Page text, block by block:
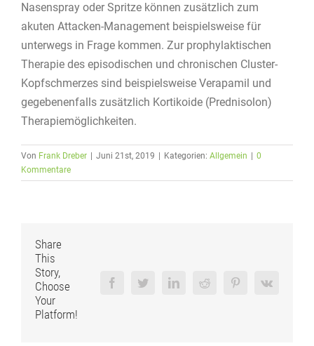
Nasenspray oder Spritze können zusätzlich zum
akuten Attacken-Management beispielsweise für
unterwegs in Frage kommen. Zur prophylaktischen
Therapie des episodischen und chronischen Cluster-
Kopfschmerzes sind beispielsweise Verapamil und
gegebenenfalls zusätzlich Kortikoide (Prednisolon)
Therapiemöglichkeiten.
Von Frank Dreber Juni 21st, 2019 Kategorien: Allgemein
0
Kommentare
Share
This
Story,
Choose
Your
Platform!
FacebookTwitterLinkedInReddit PinterestVk